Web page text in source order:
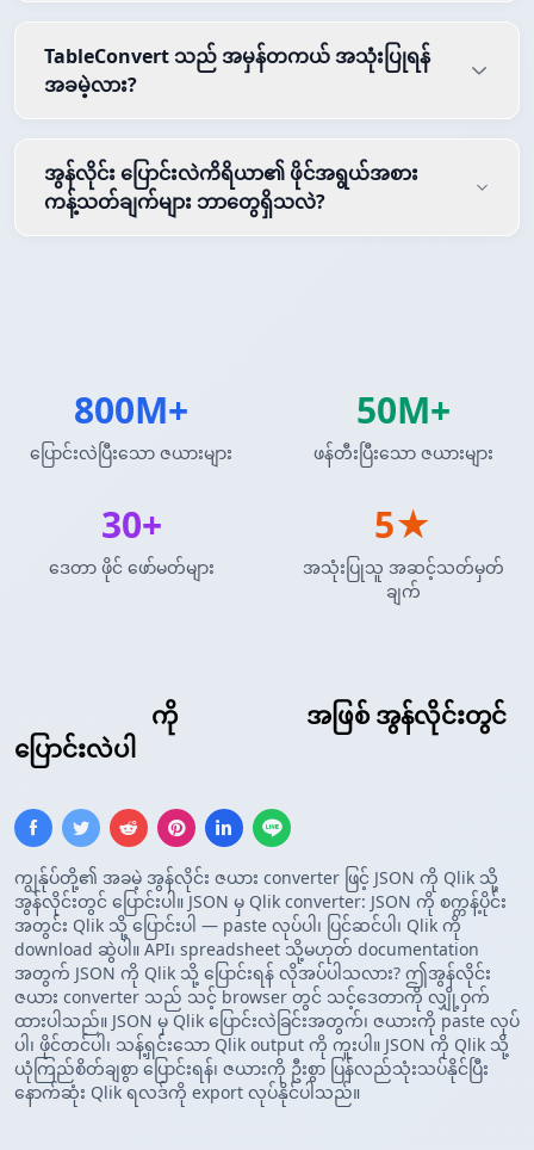
ကို
အဖြစ် အွန်လိုင်းတွင်
ပြောင်းလဲပါ
ကျွန်ုပ်တို့၏ အခမဲ့ အွန်လိုင်း ဇယား converter ဖြင့် JSON ကို Qlik သို့
အွန်လိုင်းတွင် ပြောင်းပါ။ JSON မှ Qlik converter: JSON ကို စက္ကန့်ပိုင်း
အတွင်း Qlik သို့ ပြောင်းပါ — paste လုပ်ပါ၊ ပြင်ဆင်ပါ၊ Qlik ကို
download ဆွဲပါ။ API၊ spreadsheet သို့မဟုတ် documentation
အတွက် JSON ကို Qlik သို့ ပြောင်းရန် လိုအပ်ပါသလား? ဤအွန်လိုင်း
ဇယား converter သည် သင့် browser တွင် သင့်ဒေတာကို လျှို့ဝှက်
ထားပါသည်။ JSON မှ Qlik ပြောင်းလဲခြင်းအတွက်၊ ဇယားကို paste လုပ်
ပါ၊ ဖိုင်တင်ပါ၊ သန့်ရှင်းသော Qlik output ကို ကူးပါ။ JSON ကို Qlik သို့
ယုံကြည်စိတ်ချစွာ ပြောင်းရန်၊ ဇယားကို ဦးစွာ ပြန်လည်သုံးသပ်နိုင်ပြီး
နောက်ဆုံး Qlik ရလဒ်ကို export လုပ်နိုင်ပါသည်။
TableConvert သည် အမှန်တကယ် အသုံးပြုရန်
အခမဲ့လား?
အွန်လိုင်း ပြောင်းလဲကိရိယာ၏ ဖိုင်အရွယ်အစား
ကန့်သတ်ချက်များ ဘာတွေရှိသလဲ?
800M+
ပြောင်းလဲပြီးသော ဇယားများ
50M+
ဖန်တီးပြီးသော ဇယားများ
30+
ဒေတာ ဖိုင် ဖော်မတ်များ
5★
အသုံးပြုသူ အဆင့်သတ်မှတ်
ချက်